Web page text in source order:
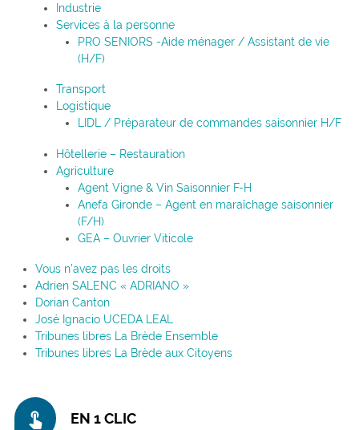
Industrie
Services à la personne
PRO SENIORS -Aide ménager / Assistant de vie
(H/F)
Transport
Logistique
LIDL / Préparateur de commandes saisonnier H/F
Hôtellerie – Restauration
Agriculture
Agent Vigne & Vin Saisonnier F-H
Anefa Gironde – Agent en maraîchage saisonnier
(F/H)
GEA – Ouvrier Viticole
Vous n’avez pas les droits
Adrien SALENC « ADRIANO »
Dorian Canton
José Ignacio UCEDA LEAL
Tribunes libres La Brède Ensemble
Tribunes libres La Brède aux Citoyens
touch_app EN 1 CLIC